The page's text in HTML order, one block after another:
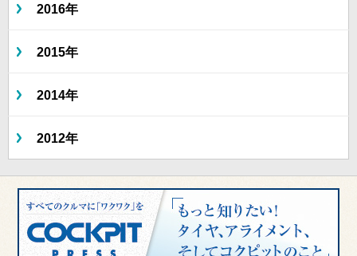
2016年
2015年
2014年
2012年